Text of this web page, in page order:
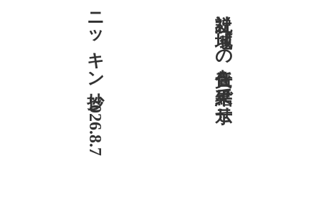
ニッキン抄 2026.8.7 社説 地域への責任を結果で示せ